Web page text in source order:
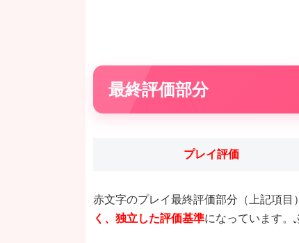
最終評価部分
プレイ評価
赤文字のプレイ最終評価部分（上記項目
く、独立した評価基準になっています。